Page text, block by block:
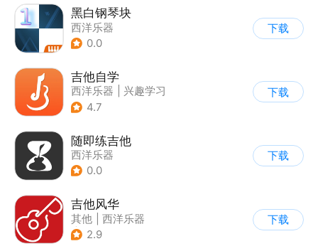
黑白钢琴块
西洋乐器
0.0
下载
吉他自学
西洋乐器
兴趣学习
4.7
下载
随即练吉他
西洋乐器
0.0
下载
吉他风华
其他
西洋乐器
| 兴趣学习
2.9
下载